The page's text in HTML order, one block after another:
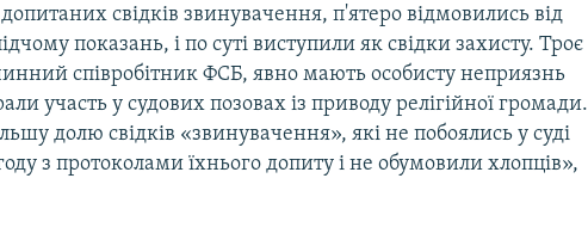
свідків звинувачення, п'ятеро відмовились від
показань, і по суті виступили як свідки захисту. Троє
співробітник ФСБ, явно мають особисту неприязнь
участь у судових позовах із приводу релігійної громади.
долю свідків «звинувачення», які не побоялись у суді
з протоколами їхнього допиту і не обумовили хлопців»,